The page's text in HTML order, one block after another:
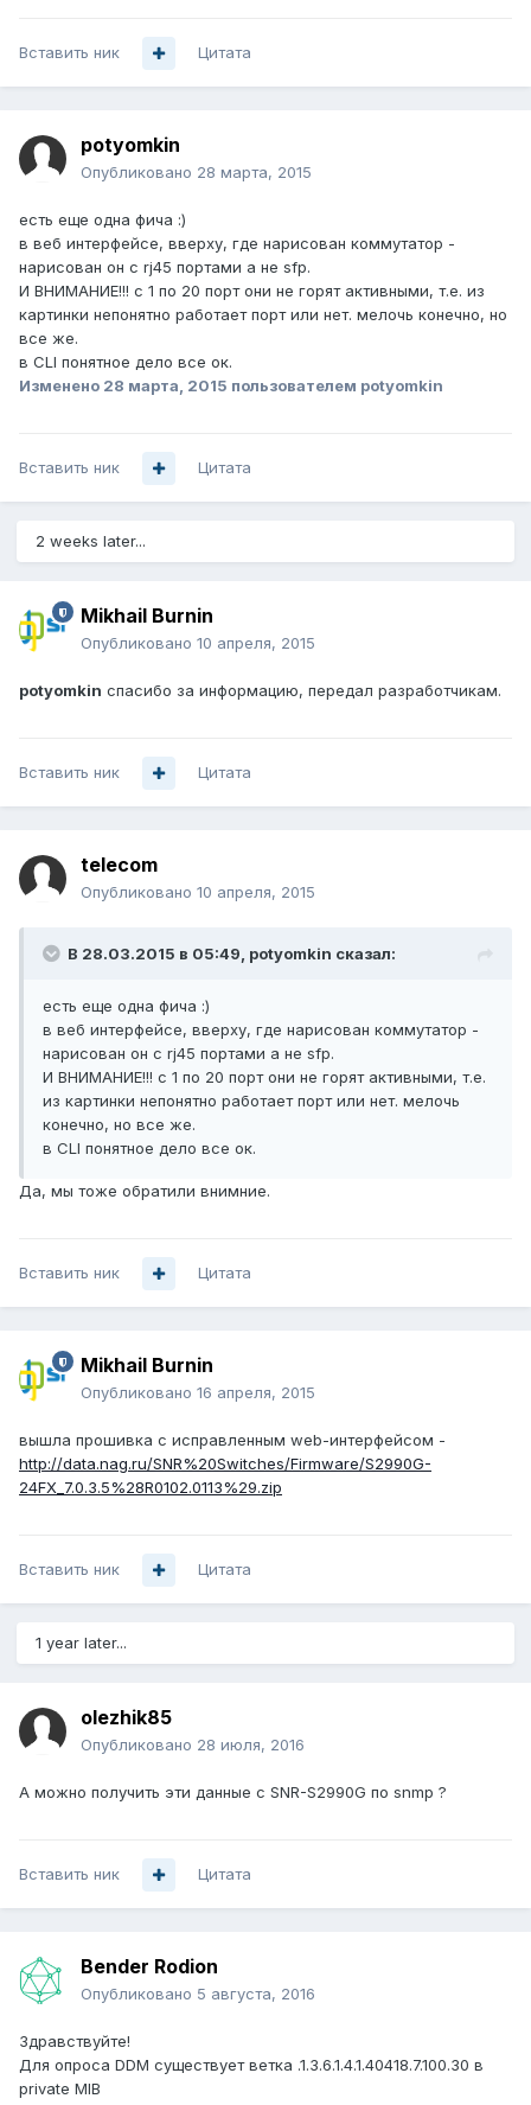
Вставить ник Цитата
potyomkin
Опубликовано 28 марта, 2015
есть еще одна фича :)
в веб интерфейсе, вверху, где нарисован коммутатор -
нарисован он с rj45 портами а не sfp.
И ВНИМАНИЕ!!! с 1 по 20 порт они не горят активными, т.е. из
картинки непонятно работает порт или нет. мелочь конечно, но
все же.
в CLI понятное дело все ок.
Изменено 28 марта, 2015 пользователем potyomkin
Вставить ник Цитата
2 weeks later...
Mikhail Burnin
Опубликовано 10 апреля, 2015
potyomkin спасибо за информацию, передал разработчикам.
Вставить ник Цитата
telecom
Опубликовано 10 апреля, 2015
В 28.03.2015 в 05:49, potyomkin сказал:
есть еще одна фича :)
в веб интерфейсе, вверху, где нарисован коммутатор -
нарисован он с rj45 портами а не sfp.
И ВНИМАНИЕ!!! с 1 по 20 порт они не горят активными, т.е.
из картинки непонятно работает порт или нет. мелочь
конечно, но все же.
в CLI понятное дело все ок.
Да, мы тоже обратили внимние.
Вставить ник Цитата
Mikhail Burnin
Опубликовано 16 апреля, 2015
вышла прошивка с исправленным web-интерфейсом -
http://data.nag.ru/SNR%20Switches/Firmware/S2990G-
24FX_7.0.3.5%28R0102.0113%29.zip
Вставить ник Цитата
1 year later...
olezhik85
Опубликовано 28 июля, 2016
А можно получить эти данные с SNR-S2990G по snmp ?
Вставить ник Цитата
Bender Rodion
Опубликовано 5 августа, 2016
Здравствуйте!
Для опроса DDM существует ветка .1.3.6.1.4.1.40418.7.100.30 в
private MIB